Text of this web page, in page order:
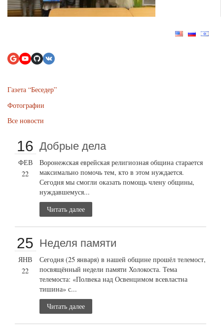
Газета “Беседер”
Фотографии
Все новости
16
ФЕВ
22
Добрые дела
Воронежская еврейская религиозная община старается
максимально помочь тем, кто в этом нуждается.
Сегодня мы смогли оказать помощь члену общины,
нуждавшемуся...
Читать далее
25
ЯНВ
22
Неделя памяти
Сегодня (25 января) в нашей общине прошёл телемост,
посвящённый недели памяти Холокоста. Тема
телемоста: «Полвека над Освенцимом всевластна
тишина» с...
Читать далее